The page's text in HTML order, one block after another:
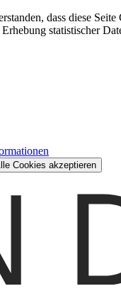
dass diese
statistischer
Cookies akzeptieren